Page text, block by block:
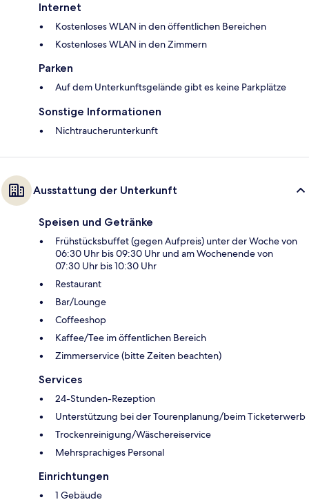
Internet
Kostenloses WLAN in den öffentlichen Bereichen
Kostenloses WLAN in den Zimmern
Parken
Auf dem Unterkunftsgelände gibt es keine Parkplätze
Sonstige Informationen
Nichtraucherunterkunft
Ausstattung der Unterkunft
Speisen und Getränke
Frühstücksbuffet (gegen Aufpreis) unter der Woche von
06:30 Uhr bis 09:30 Uhr und am Wochenende von
07:30 Uhr bis 10:30 Uhr
Restaurant
Bar/Lounge
Coffeeshop
Kaffee/Tee im öffentlichen Bereich
Zimmerservice (bitte Zeiten beachten)
Services
24-Stunden-Rezeption
Unterstützung bei der Tourenplanung/beim Ticketerwerb
Trockenreinigung/Wäschereiservice
Mehrsprachiges Personal
Einrichtungen
1 Gebäude